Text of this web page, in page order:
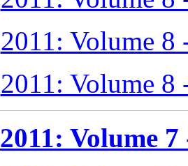
2011: Volume 8
2011: Volume 8
2011: Volume 7